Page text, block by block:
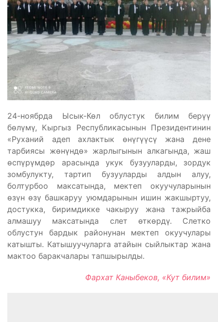
24-ноябрда Ысык-Көл облустук билим берүү
бөлүмү, Кыргыз Республикасынын Президентинин
«Руханий адеп ахлактык өнүгүүсү жана дене
тарбиясы жөнүндө» жарлыгынын алкагында, жаш
өспүрүмдөр арасында укук бузууларды, зордук
зомбулукту, тартип бузууларды алдын алуу,
болтурбоо максатында, мектеп окуучуларынын
өзүн өзү башкаруу уюмдарынын ишин жакшыртуу,
достукка, биримдикке чакыруу жана тажрыйба
алмашуу максатында слет өткөрдү. Слетко
облустун бардык районунан мектеп окуучулары
катышты. Катышуучуларга атайын сыйлыктар жана
мактоо баракчалары тапшырылды.
Фархат Каныбеков, «Кут билим»